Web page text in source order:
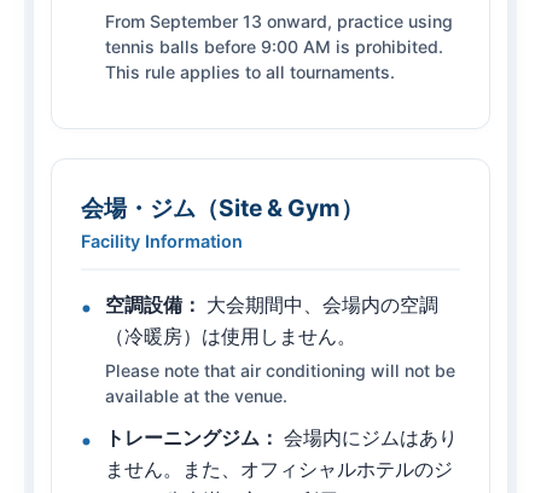
From September 13 onward, practice using
tennis balls before 9:00 AM is prohibited.
This rule applies to all tournaments.
会場・ジム（Site & Gym）
Facility Information
空調設備： 大会期間中、会場内の空調
（冷暖房）は使用しません。
Please note that air conditioning will not be
available at the venue.
トレーニングジム： 会場内にジムはあり
ません。また、オフィシャルホテルのジ